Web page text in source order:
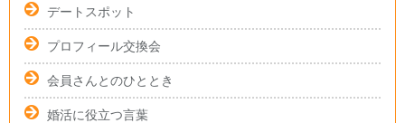
デートスポット
プロフィール交換会
会員さんとのひととき
婚活に役立つ言葉